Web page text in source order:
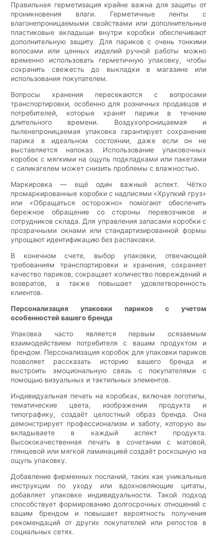
Правильная герметизация крайне важна для защиты от
проникновения влаги. Герметичные ленты с
влагонепроницаемыми свойствами или дополнительные
пластиковые вкладыши внутри коробки обеспечивают
дополнительную защиту. Для париков с очень тонкими
волосами или ценных изделий ручной работы можно
временно использовать герметичную упаковку, чтобы
сохранить свежесть до выкладки в магазине или
использования покупателем.
Вопросы хранения пересекаются с вопросами
транспортировки, особенно для розничных продавцов и
потребителей, которые хранят парики в течение
длительного времени. Воздухопроницаемая и
пыленепроницаемая упаковка гарантирует сохранение
парика в идеальном состоянии, даже если он не
выставляется напоказ. Использование упаковочных
коробок с мягкими на ощупь подкладками или пакетами
с силикагелем может снизить проблемы с влажностью.
Маркировка — ещё один важный аспект. Чётко
промаркированные коробки с надписями «Хрупкий груз»
или «Обращаться осторожно» помогают обеспечить
бережное обращение со стороны перевозчиков и
сотрудников склада. Для управления запасами коробки с
прозрачными окнами или стандартизированной формы
упрощают идентификацию без распаковки.
В конечном счете, выбор упаковки, отвечающей
требованиям транспортировки и хранения, сохраняет
качество париков, сокращает количество повреждений и
возвратов, а также повышает удовлетворенность
клиентов.
Персонализация упаковки париков с учетом
особенностей вашего бренда
Упаковка часто является первым осязаемым
взаимодействием потребителя с вашим продуктом и
брендом. Персонализация коробок для упаковки париков
позволяет рассказать историю вашего бренда и
выстроить эмоциональную связь с покупателями с
помощью визуальных и тактильных элементов.
Индивидуальная печать на коробках, включая логотипы,
тематические цвета, изображения продукта и
типографику, создаёт целостный образ бренда. Она
демонстрирует профессионализм и заботу, которую вы
вкладываете в каждый аспект продукта.
Высококачественная печать в сочетании с матовой,
глянцевой или мягкой ламинацией создаёт роскошную на
ощупь упаковку.
Добавление фирменных посланий, таких как уникальные
инструкции по уходу или вдохновляющие цитаты,
добавляет упаковке индивидуальности. Такой подход
способствует формированию долгосрочных отношений с
вашим брендом и повышает вероятность получения
рекомендаций от других покупателей или репостов в
социальных сетях.